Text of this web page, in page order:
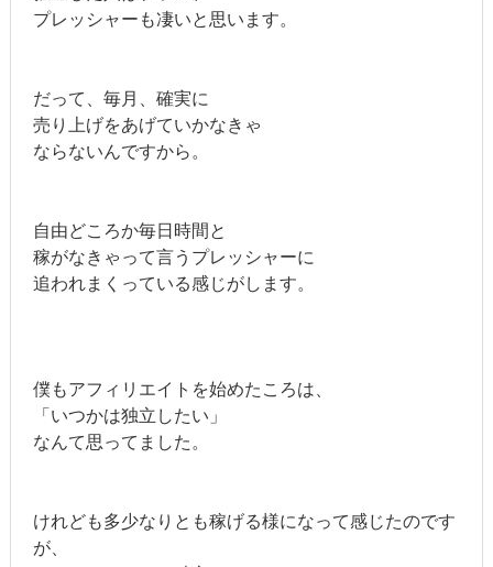
プレッシャーも凄いと思います。
だって、毎月、確実に
売り上げをあげていかなきゃ
ならないんですから。
自由どころか毎日時間と
稼がなきゃって言うプレッシャーに
追われまくっている感じがします。
僕もアフィリエイトを始めたころは、
「いつかは独立したい」
なんて思ってました。
けれども多少なりとも稼げる様になって感じたのです
が、